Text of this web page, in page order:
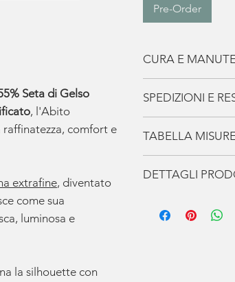
Seta di Gelso
, l'Abito
comfort e
extrafine, diventato
come sua
luminosa e
la silhouette con
Pre-Order
CURA E
prenditi cura di
Lavaggio a
tiepida con
capi in seta.
Asciugare in
Non esporre al
SPEDIZIONI E
Gratuitaper
€9,90 per
Resi
Il reso è a
TABELLA MISURE
alla 42 e la M/L
DETTAGLI
55% Mulberry